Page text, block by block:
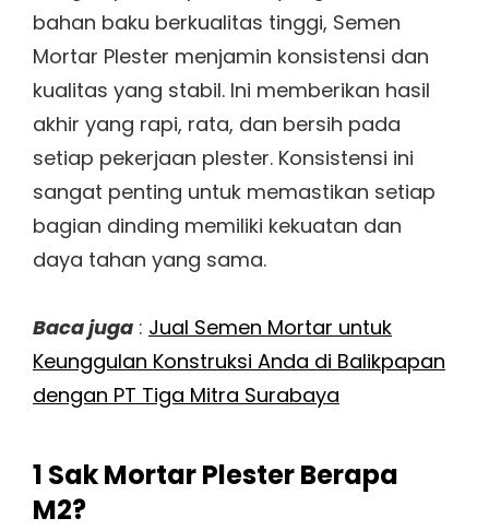
bahan baku berkualitas tinggi, Semen
Mortar Plester menjamin konsistensi dan
kualitas yang stabil. Ini memberikan hasil
akhir yang rapi, rata, dan bersih pada
setiap pekerjaan plester. Konsistensi ini
sangat penting untuk memastikan setiap
bagian dinding memiliki kekuatan dan
daya tahan yang sama.
Baca juga : Jual Semen Mortar untuk
Keunggulan Konstruksi Anda di Balikpapan
dengan PT Tiga Mitra Surabaya
1 Sak Mortar Plester Berapa
M2?